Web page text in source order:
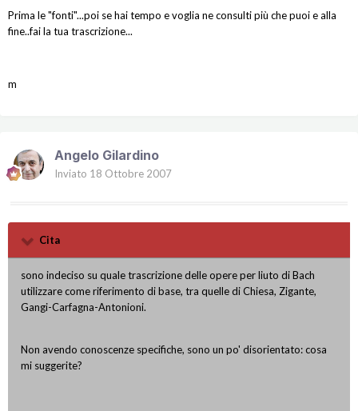
Prima le "fonti"...poi se hai tempo e voglia ne consulti più che puoi e alla
fine..fai la tua trascrizione...
m
Angelo Gilardino
Inviato 18 Ottobre 2007
Cita
sono indeciso su quale trascrizione delle opere per liuto di Bach
utilizzare come riferimento di base, tra quelle di Chiesa, Zigante,
Gangi-Carfagna-Antonioni.
Non avendo conoscenze specifiche, sono un po' disorientato: cosa
mi suggerite?